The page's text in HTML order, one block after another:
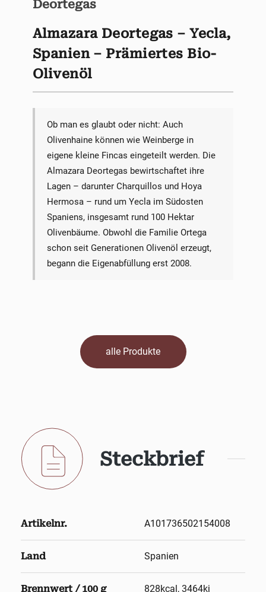
Deortegas
Almazara Deortegas – Yecla,
Spanien – Prämiertes Bio-
Olivenöl
Ob man es glaubt oder nicht: Auch
Olivenhaine können wie Weinberge in
eigene kleine Fincas eingeteilt werden. Die
Almazara Deortegas bewirtschaftet ihre
Lagen – darunter Charquillos und Hoya
Hermosa – rund um Yecla im Südosten
Spaniens, insgesamt rund 100 Hektar
Olivenbäume. Obwohl die Familie Ortega
schon seit Generationen Olivenöl erzeugt,
begann die Eigenabfüllung erst 2008.
alle Produkte
Steckbrief
Artikelnr. A101736502154008
Land Spanien
Brennwert / 100 g 828kcal, 3464kj